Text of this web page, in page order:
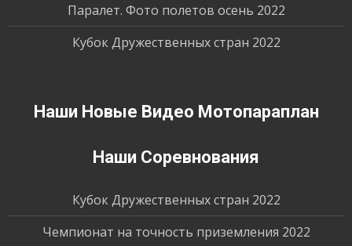
Паралет. Фото полетов осень 2022
Кубок Дружественных стран 2022
Наши Новые Видео Мотопараплан
Наши Соревнования
Кубок Дружественных стран 2022
Чемпионат на точность приземления 2022